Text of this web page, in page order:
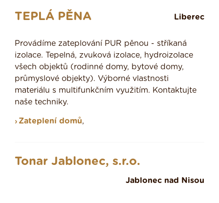
TEPLÁ PĚNA Liberec
Provádíme zateplování PUR pěnou - stříkaná
izolace. Tepelná, zvuková izolace, hydroizolace
všech objektů (rodinné domy, bytové domy,
průmyslové objekty). Výborné vlastnosti
materiálu s multifunkčním využitím. Kontaktujte
naše techniky.
Zateplení domů,
Tonar Jablonec, s.r.o.
Jablonec nad Nisou